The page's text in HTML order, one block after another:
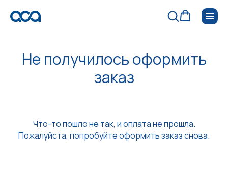
Не получилось оформить
заказ
Что-то пошло не так, и оплата не прошла.
Пожалуйста, попробуйте оформить заказ снова.